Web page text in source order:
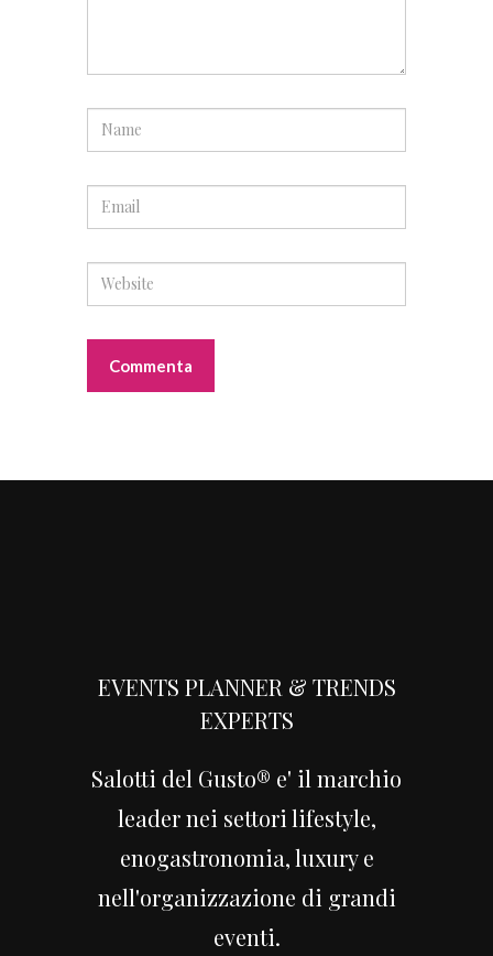
STEFANO RICCI
Sponsor
Jeep 4
EVENTS PLANNER & TRENDS
EXPERTS
Salotti del Gusto® e' il marchio
leader nei settori lifestyle,
enogastronomia, luxury e
nell'organizzazione di grandi
eventi.